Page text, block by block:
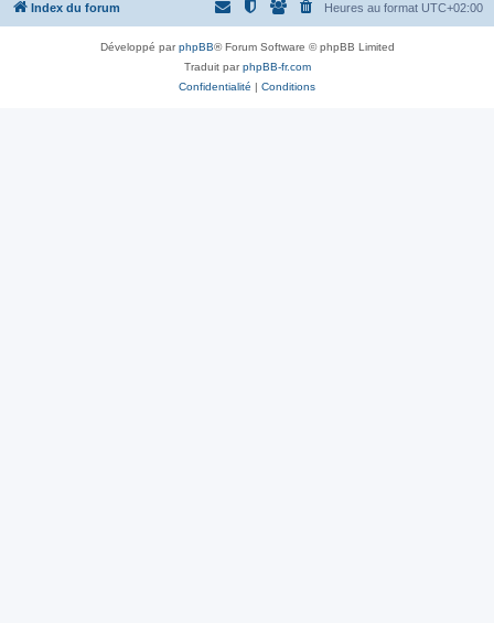
Index du forum Heures au format UTC+02:00
Développé parphpBB® Forum Software © phpBB Limited
Traduit parphpBB-fr.com
Confidentialité | Conditions